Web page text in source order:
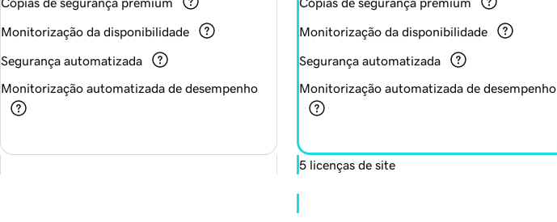
Monitorização da disponibilidade
Segurança automatizada
Monitorização automatizada de desempenho
5 licenças de site
Monitorização da disponibilidade
Segurança automatizada
Monitorização automatizada de desempenho